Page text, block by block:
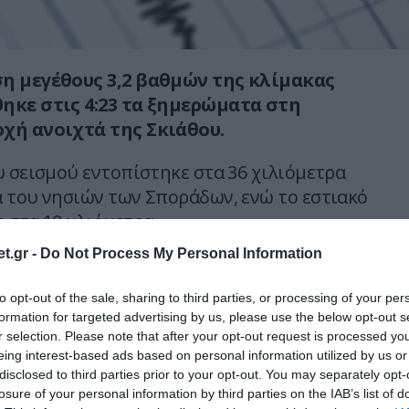
- Do Not Process My Personal Information
opt-out of the sale, sharing to third parties, or processing of your
for targeted advertising by us, please use the below opt-out
selection. Please note that after your opt-out request is processed
interest-based ads based on personal information utilized by us
to third parties prior to your opt-out. You may separately
of your personal information by third parties on the IAB’s list of
μεγέθους 3,2 βαθμών της κλίμακας
στις 4:23 τα ξημερώματα στη
ανοιχτά της Σκιάθου.
σεισμού εντοπίστηκε στα 36 χιλιόμετρα
του νησιών των Σποράδων, ενώ το εστιακό
10 χλιόμετρα.
στη Σκιάθο και στις ακτές του
ζημιές ή ιδιαίτερη ανησυχία.
ΑΡΘΡΟ